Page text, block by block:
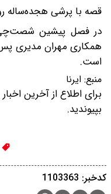
قصه با پرشی هجده‌ساله
در فصل پیشین شصت‌چی
همکاری مهران مدیری
است.
منبع: ایرنا
برای اطلاع از آخرین
بپیوندید.
کدخبر: 1103363